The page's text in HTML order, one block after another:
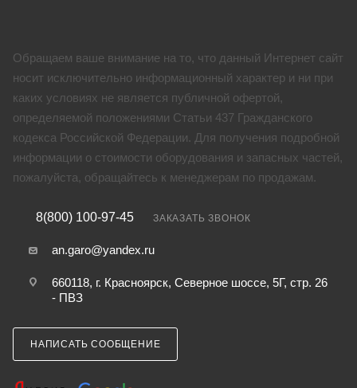
Обращаем ваше внимание на то, что данный Интернет сайт
носит исключительно информационный характер и ни при
каких условиях не является публичной офертой,
определяемой положениями Статьи 437 Гражданского
кодекса Российской Федерации. Для получения подробной
информации о стоимости оборудования и запасных частей,
пожалуйста, обращайтесь к менеджерам по продажам.
8(800) 100-97-45 ЗАКАЗАТЬ ЗВОНОК
an.garo@yandex.ru
660118, г. Красноярск, Северное шоссе, 5Г, стр. 26
- ПВЗ
НАПИСАТЬ СООБЩЕНИЕ